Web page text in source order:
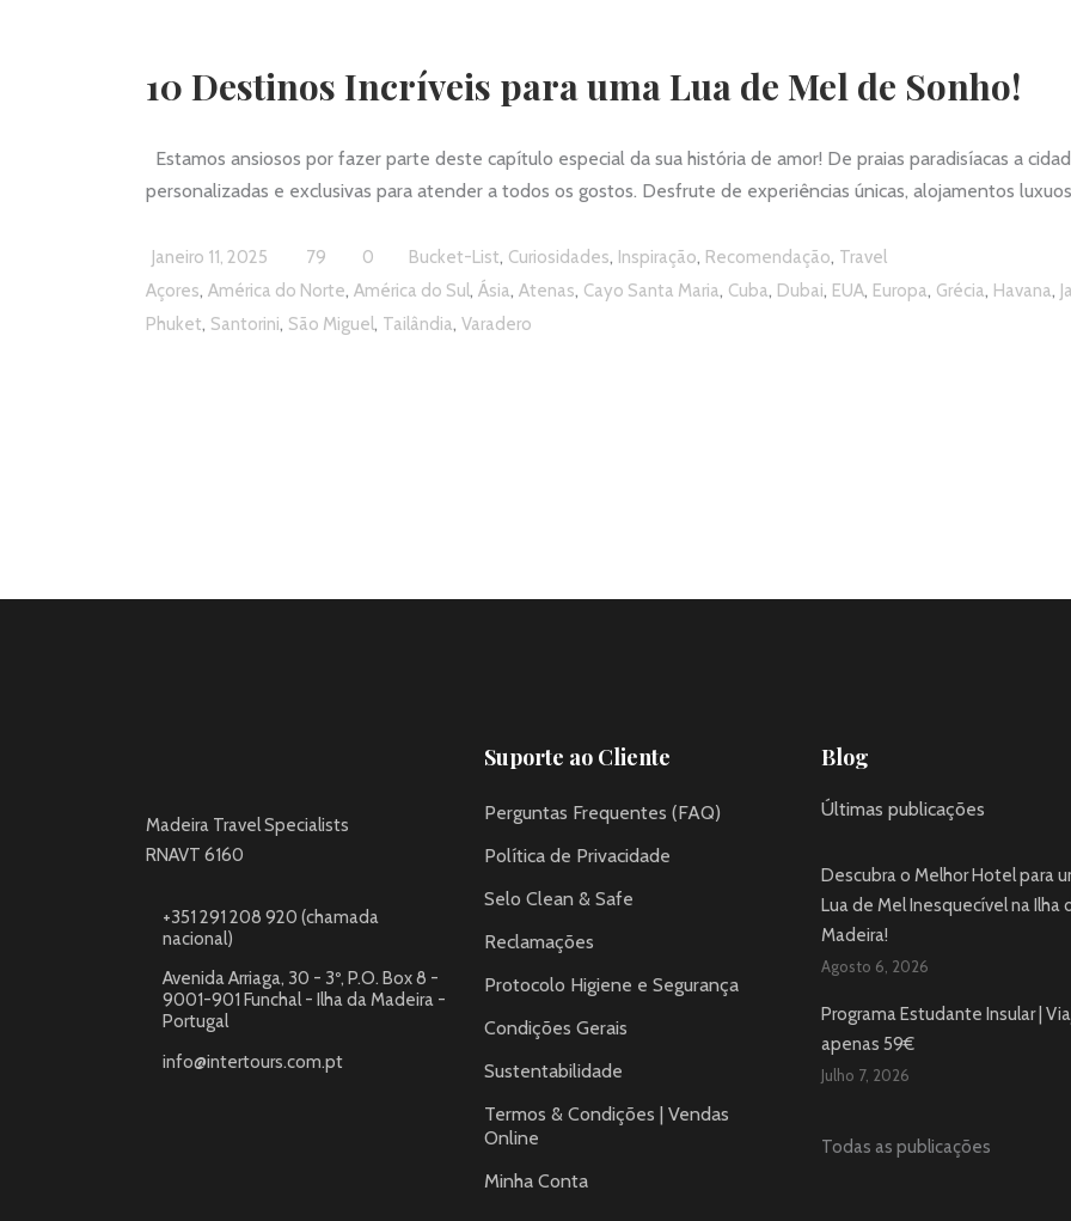
10 Destinos Incríveis para uma Lua de Mel de Sonho!
Estamos ansiosos por fazer parte deste capítulo especial da sua história de amor! De praias paradisíacas a
personalizadas e exclusivas para atender a todos os gostos. Desfrute de experiências únicas, alojamentos
Janeiro 11, 2025 79 0 Bucket-List, Curiosidades, Inspiração, Recomendação, Travel
Açores, América do Norte, América do Sul , Ásia, Atenas, Cayo Santa Maria, Cuba, Dubai, EUA, Europa, Grécia, Havana,
Phuket, Santorini, São Miguel , Tailândia, Varadero
Madeira Travel Specialists
RNAVT 6160
+351 291 208 920 (chamada
nacional)
Avenida Arriaga, 30 - 3º, P.O. Box 8 -
9001-901 Funchal - Ilha da Madeira -
Portugal
info@intertours.com.pt
Suporte ao Cliente
Perguntas Frequentes (FAQ)
Política de Privacidade
Selo Clean & Safe
Reclamações
Protocolo Higiene e Segurança
Condições Gerais
Sustentabilidade
Termos & Condições | Vendas
Online
Minha Conta
Blog
Últimas publicações
Descubra o Melhor Hotel para
Lua de Mel Inesquecível na Ilha
Madeira!
Agosto 6, 2026
Programa Estudante Insular |
apenas 59€
Julho 7, 2026
Todas as publicações